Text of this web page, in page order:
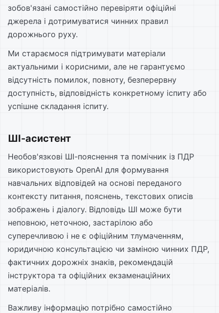
зобов'язані самостійно перевіряти офіційні
джерела і дотримуватися чинних правил
дорожнього руху.
Ми стараємося підтримувати матеріали
актуальними і корисними, але не гарантуємо
відсутність помилок, повноту, безперервну
доступність, відповідність конкретному іспиту або
успішне складання іспиту.
ШІ-асистент
Необов'язкові ШІ-пояснення та помічник із ПДР
використовують OpenAI для формування
навчальних відповідей на основі переданого
контексту питання, пояснень, текстових описів
зображень і діалогу. Відповідь ШІ може бути
неповною, неточною, застарілою або
суперечливою і не є офіційним тлумаченням,
юридичною консультацією чи заміною чинних ПДР,
фактичних дорожніх знаків, рекомендацій
інструктора та офіційних екзаменаційних
матеріалів.
Важливу інформацію потрібно самостійно